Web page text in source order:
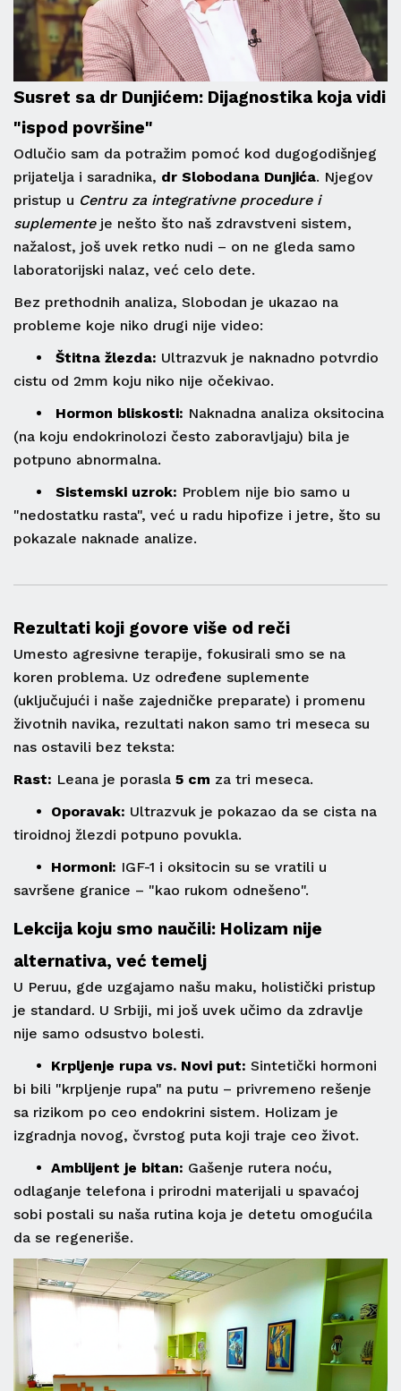
Susret sa dr Dunjićem: Dijagnostika koja vidi
"ispod površine"
Odlučio sam da potražim pomoć kod dugogodišnjeg
prijatelja i saradnika, dr Slobodana Dunjića. Njegov
pristup u Centru za integrativne procedure i
suplementeje nešto što naš zdravstveni sistem,
nažalost, još uvek retko nudi – on ne gleda samo
laboratorijski nalaz, već celo dete.
Bez prethodnih analiza, Slobodan je ukazao na
probleme koje niko drugi nije video:
• Štitna žlezda: Ultrazvuk je naknadno potvrdio
cistu od 2mm koju niko nije očekivao.
• Hormon bliskosti: Naknadna analiza oksitocina
(na koju endokrinolozi često zaboravljaju) bila je
potpuno abnormalna.
• Sistemski uzrok: Problem nije bio samo u
"nedostatku rasta", već u radu hipofize i jetre, što su
pokazale naknade analize.
Rezultati koji govore više od reči
Umesto agresivne terapije, fokusirali smo se na
koren problema. Uz određene suplemente
(uključujući i naše zajedničke preparate) i promenu
životnih navika, rezultati nakon samo tri meseca su
nas ostavili bez teksta:
Rast: Leana je porasla 5 cm za tri meseca.
• Oporavak: Ultrazvuk je pokazao da se cista na
tiroidnoj žlezdi potpuno povukla.
• Hormoni: IGF-1 i oksitocin su se vratili u
savršene granice – "kao rukom odnešeno".
Lekcija koju smo naučili: Holizam nije
alternativa, već temelj
U Peruu, gde uzgajamo našu maku, holistički pristup
je standard. U Srbiji, mi još uvek učimo da zdravlje
nije samo odsustvo bolesti.
• Krpljenje rupa vs. Novi put: Sintetički hormoni
bi bili "krpljenje rupa" na putu – privremeno rešenje
sa rizikom po ceo endokrini sistem. Holizam je
izgradnja novog, čvrstog puta koji traje ceo život.
• Amblijent je bitan: Gašenje rutera noću,
odlaganje telefona i prirodni materijali u spavaćoj
sobi postali su naša rutina koja je detetu omogućila
da se regeneriše.